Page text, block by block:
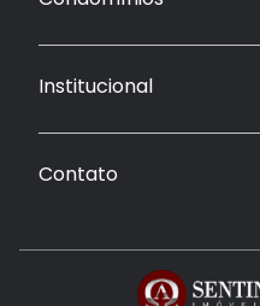
Institucional
Contato